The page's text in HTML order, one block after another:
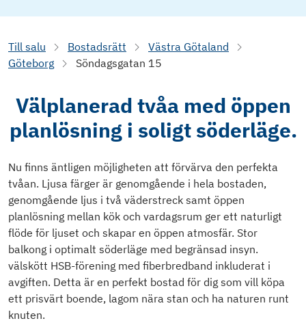
Till salu Bostadsrätt
Västra Götaland
Göteborg
Söndagsgatan 15
Välplanerad tvåa med öppen
planlösning i soligt söderläge.
Nu finns äntligen möjligheten att förvärva den perfekta
tvåan. Ljusa färger är genomgående i hela bostaden,
genomgående ljus i två väderstreck samt öppen
planlösning mellan kök och vardagsrum ger ett naturligt
flöde för ljuset och skapar en öppen atmosfär. Stor
balkong i optimalt söderläge med begränsad insyn.
välskött HSB-förening med fiberbredband inkluderat i
avgiften. Detta är en perfekt bostad för dig som vill köpa
ett prisvärt boende, lagom nära stan och ha naturen runt
knuten.